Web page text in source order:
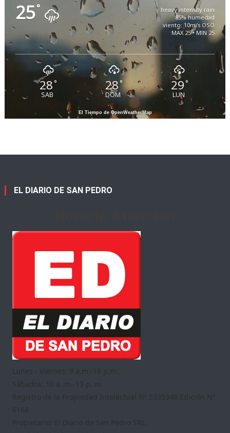
25°
heavy intensity rain
85% humedad
viento: 10m/s OSO
MAX 25 • MIN 25
28°
SAB
28 °
DOM
29°
LUN
El Tiempo de OpenWeatherMap
EL DIARIO DE SAN PEDRO
Lunes - Viernes: 9 a.m.-16 p.m.
Sábados: 10 a. m.-13 p. m.
Registro de la Propiedad Intelectual Nº 5335348 Edición Nº
6168
Propietario: El Diario de San Pedro SRL.